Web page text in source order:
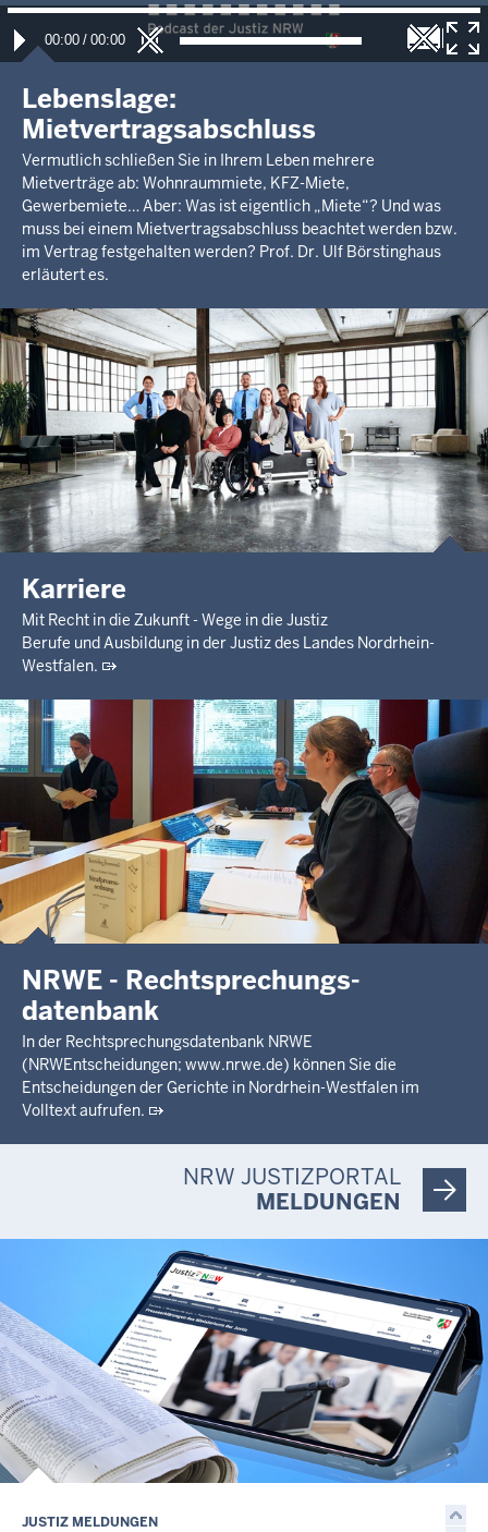
00:00 / 00:00
Lebenslage:
Mietvertragsabschluss
Vermutlich schließen Sie in Ihrem Leben mehrere
Mietverträge ab: Wohnraummiete, KFZ-Miete,
Gewerbemiete… Aber: Was ist eigentlich „Miete“? Und was
muss bei einem Mietvertragsabschluss beachtet werden bzw.
im Vertrag festgehalten werden? Prof. Dr. Ulf Börstinghaus
erläutert es.
Karriere
Mit Recht in die Zukunft - Wege in die Justiz
Berufe und Ausbildung in der Justiz des Landes Nordrhein-
Westfalen.
NRWE - Rechtsprechungs­
datenbank
In der Rechtsprechungsdatenbank NRWE
(NRWEntscheidungen; www.nrwe.de) können Sie die
Entscheidungen der Gerichte in Nordrhein-Westfalen im
Volltext aufrufen.
NRW JUSTIZPORTAL
MELDUNGEN
JUSTIZ MELDUNGEN